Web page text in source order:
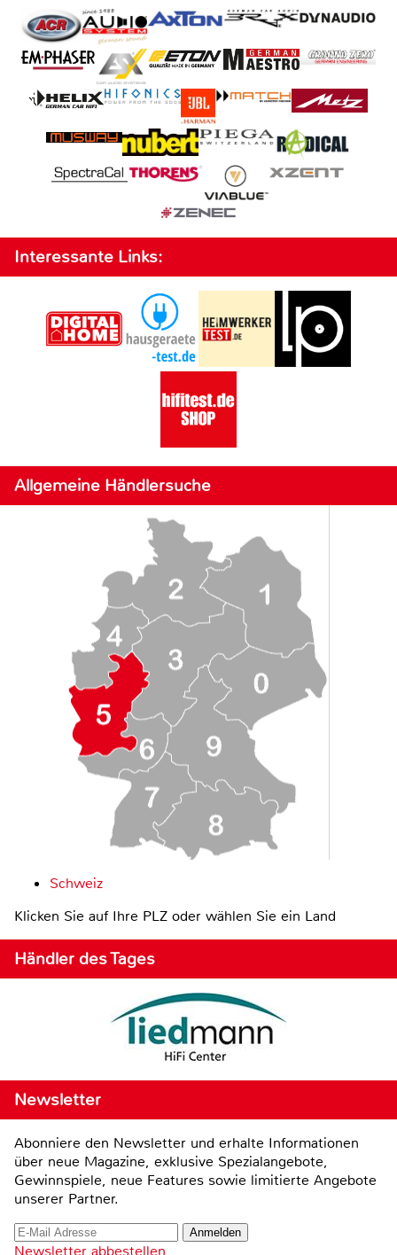
Interessante Links:
Allgemeine Händlersuche
Schweiz
Klicken Sie auf Ihre PLZ oder wählen Sie ein Land
Händler des Tages
Newsletter
Abonniere den Newsletter und erhalte Informationen
über neue Magazine, exklusive Spezialangebote,
Gewinnspiele, neue Features sowie limitierte Angebote
unserer Partner.
Newsletter abbestellen